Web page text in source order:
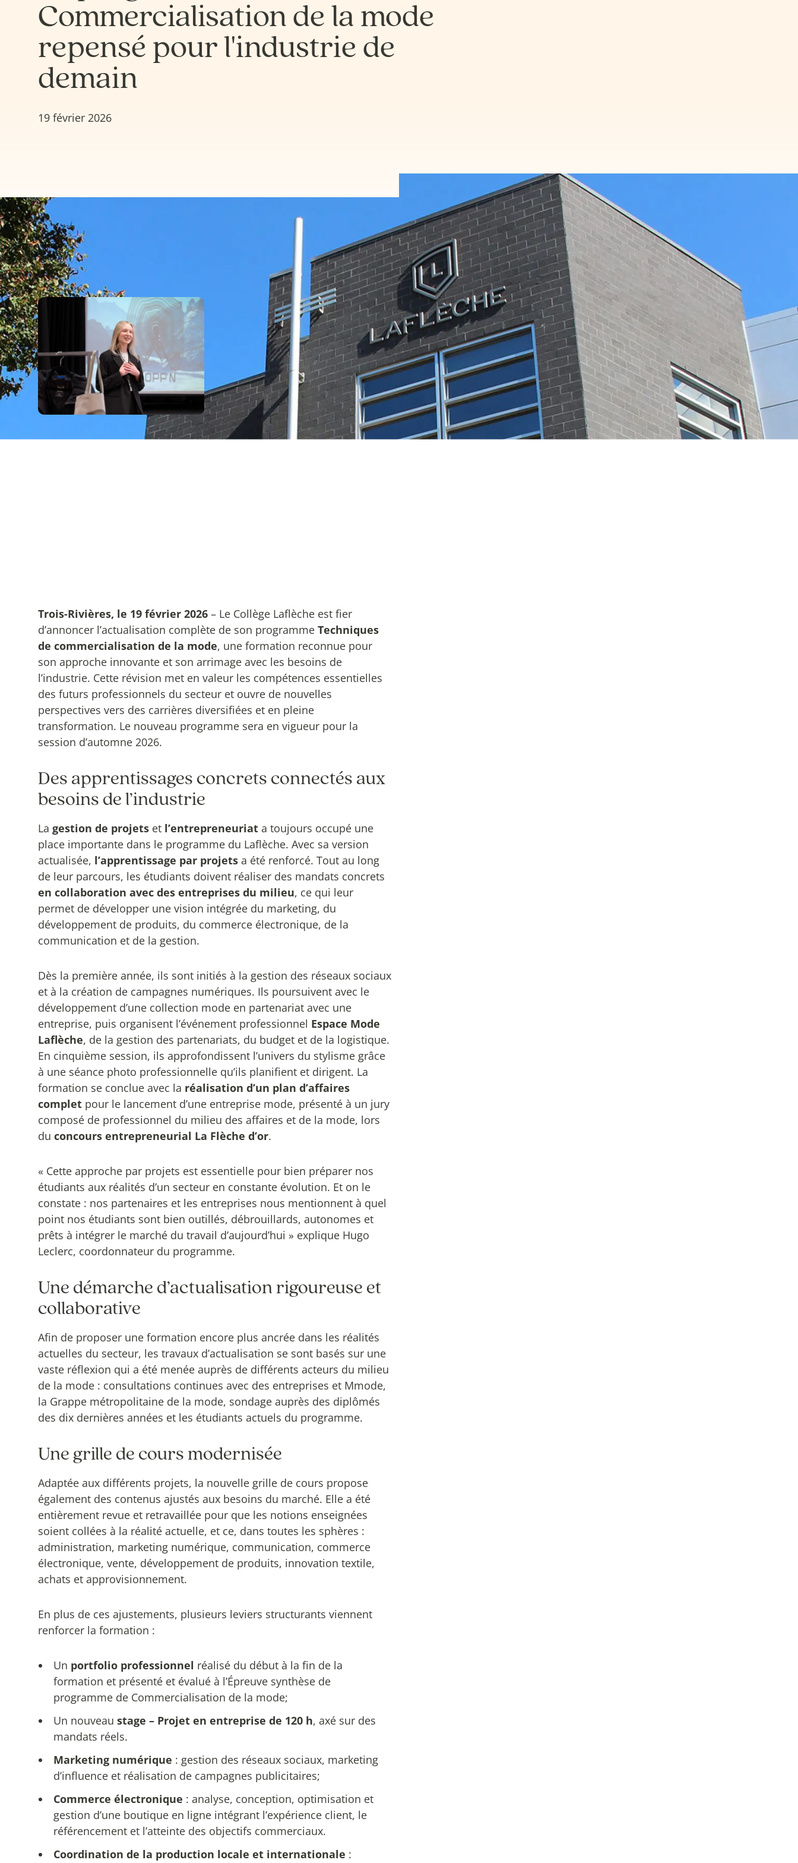
Commercialisation de la mode
repensé pour l'industrie de
demain
19 février 2026
Trois-Rivières, le 19 février 2026 – Le Collège Laflèche est fier
d’annoncer l’actualisation complète de son programme Techniques
de commercialisation de la mode, une formation reconnue pour
son approche innovante et son arrimage avec les besoins de
l’industrie. Cette révision met en valeur les compétences essentielles
des futurs professionnels du secteur et ouvre de nouvelles
perspectives vers des carrières diversifiées et en pleine
transformation. Le nouveau programme sera en vigueur pour la
session d’automne 2026.
Des apprentissages concrets connectés aux
besoins de l’industrie
La gestion de projets et l’entrepreneuriat a toujours occupé une
place importante dans le programme du Laflèche. Avec sa version
actualisée, l’apprentissage par projets a été renforcé. Tout au long
de leur parcours, les étudiants doivent réaliser des mandats concrets
en collaboration avec des entreprises du milieu, ce qui leur
permet de développer une vision intégrée du marketing, du
développement de produits, du commerce électronique, de la
communication et de la gestion.
Dès la première année, ils sont initiés à la gestion des réseaux sociaux
et à la création de campagnes numériques. Ils poursuivent avec le
développement d’une collection mode en partenariat avec une
entreprise, puis organisent l’événement professionnel Espace Mode
Laflèche, de la gestion des partenariats, du budget et de la logistique.
En cinquième session, ils approfondissent l’univers du stylisme grâce
à une séance photo professionnelle qu’ils planifient et dirigent. La
formation se conclue avec la réalisation d’un plan d’affaires
complet pour le lancement d’une entreprise mode, présenté à un jury
composé de professionnel du milieu des affaires et de la mode, lors
du concours entrepreneurial La Flèche d’or.
« Cette approche par projets est essentielle pour bien préparer nos
étudiants aux réalités d’un secteur en constante évolution. Et on le
constate : nos partenaires et les entreprises nous mentionnent à quel
point nos étudiants sont bien outillés, débrouillards, autonomes et
prêts à intégrer le marché du travail d’aujourd’hui » explique Hugo
Leclerc, coordonnateur du programme.
Une démarche d’actualisation rigoureuse et
collaborative
Afin de proposer une formation encore plus ancrée dans les réalités
actuelles du secteur, les travaux d’actualisation se sont basés sur une
vaste réflexion qui a été menée auprès de différents acteurs du milieu
de la mode : consultations continues avec des entreprises et Mmode,
la Grappe métropolitaine de la mode, sondage auprès des diplômés
des dix dernières années et les étudiants actuels du programme.
Une grille de cours modernisée
Adaptée aux différents projets, la nouvelle grille de cours propose
également des contenus ajustés aux besoins du marché. Elle a été
entièrement revue et retravaillée pour que les notions enseignées
soient collées à la réalité actuelle, et ce, dans toutes les sphères :
administration, marketing numérique, communication, commerce
électronique, vente, développement de produits, innovation textile,
achats et approvisionnement.
En plus de ces ajustements, plusieurs leviers structurants viennent
renforcer la formation :
Un portfolio professionnel réalisé du début à la fin de la
formation et présenté et évalué à l’Épreuve synthèse de
programme de Commercialisation de la mode;
Un nouveau stage – Projet en entreprise de 120 h, axé sur des
mandats réels.
Marketing numérique : gestion des réseaux sociaux, marketing
d’influence et réalisation de campagnes publicitaires;
Commerce électronique : analyse, conception, optimisation et
gestion d’une boutique en ligne intégrant l’expérience client, le
référencement et l’atteinte des objectifs commerciaux.
Coordination de la production locale et internationale :